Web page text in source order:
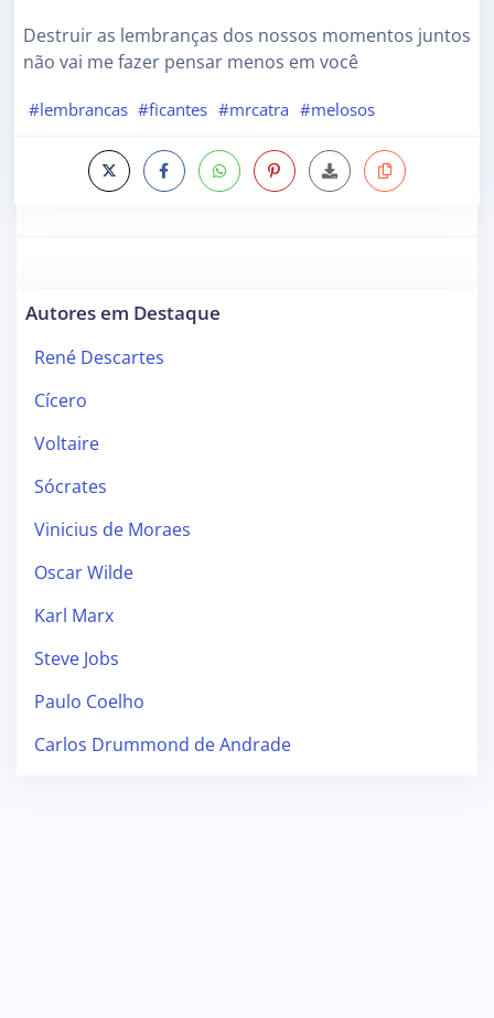
Destruir as lembranças dos nossos momentos juntos
não vai me fazer pensar menos em você
#lembrancas #ficantes #mrcatra #melosos
Autores em Destaque
René Descartes
Cícero
Voltaire
Sócrates
Vinicius de Moraes
Oscar Wilde
Karl Marx
Steve Jobs
Paulo Coelho
Carlos Drummond de Andrade